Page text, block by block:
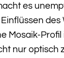
es
des
Mosaik-Profil
nur optisch